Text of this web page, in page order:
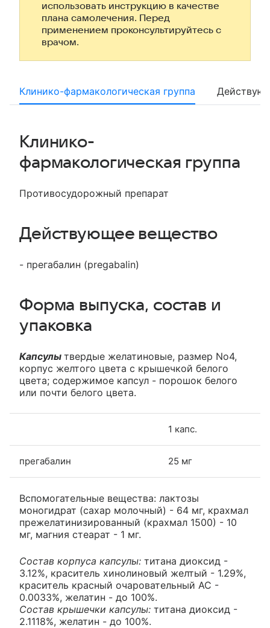
использовать инструкцию в качестве
плана самолечения. Перед
применением проконсультируйтесь с
врачом.
Клинико-фармакологическая группа
Клинико-
фармакологическая группа
Противосудорожный препарат
Действующее вещество
- прегабалин (pregabalin)
Форма выпуска, состав и
упаковка
Капсулы твердые желатиновые, размер No4,
корпус желтого цвета с крышечкой белого
цвета; содержимое капсул - порошок белого
или почти белого цвета.
1 капс.
прегабалин 25 мг
Вспомогательные вещества: лактозы
моногидрат (сахар молочный) - 64 мг, крахмал
прежелатинизированный (крахмал 1500) - 10
мг, магния стеарат - 1 мг.
Состав корпуса капсулы: титана диоксид -
3.12%, краситель хинолиновый желтый - 1.29%,
краситель красный очаровательный АС -
0.0033%, желатин - до 100%.
Состав крышечки капсулы: титана диоксид -
2.1118%, желатин - до 100%.